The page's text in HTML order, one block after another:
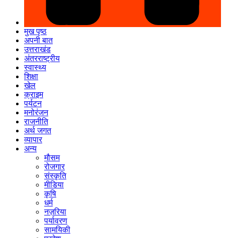
मुख पृष्ठ
अपनी बात
उत्तराखंड
अंतरराष्ट्रीय
स्वास्थ्य
शिक्षा
खेल
क्राइम
पर्यटन
मनोरंजन
राजनीति
अर्थ जगत
व्यापार
अन्य
मौसम
रोजगार
संस्कृति
मीडिया
कृषि
धर्म
नज़रिया
पर्यावरण
सामयिकी